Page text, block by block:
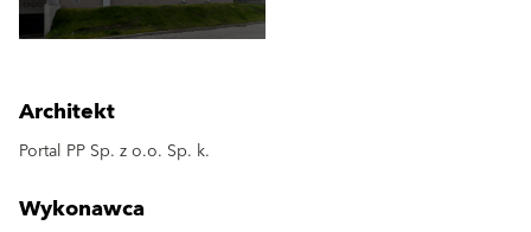
Architekt
Portal PP Sp. z o.o. Sp. k.
Wykonawca